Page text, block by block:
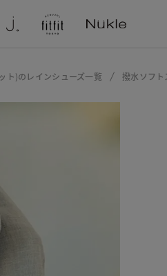
)のレインシューズ一覧 撥水ソフト